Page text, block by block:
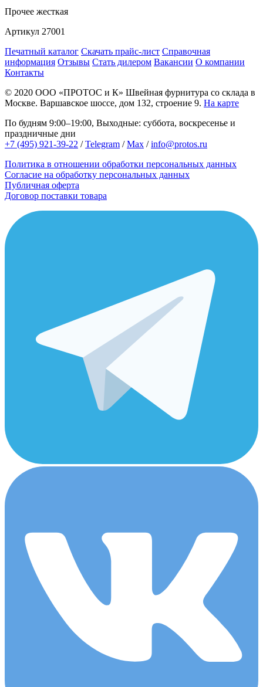
Прочее жесткая
Артикул 27001
Печатный каталог Скачать прайс-лист Справочная
информация Отзывы Стать дилером Вакансии О компании
Контакты
© 2020 ООО «ПРОТОС и К» Швейная фурнитура со склада в
Москве. Варшавское шоссе, дом 132, строение 9. На карте
По будням 9:00–19:00, Выходные: суббота, воскресенье и
праздничные дни
+7 (495) 921-39-22 /Telegram /Max /info@protos.ru
Политика в отношении обработки персональных данных
Согласие на обработку персональных данных
Публичная оферта
Договор поставки товара